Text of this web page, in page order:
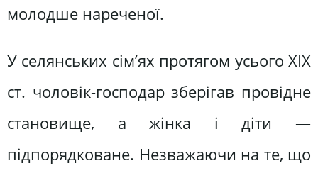
молодше нареченої.
У селянських сім’ях протягом усього XIX
ст. чоловік-господар зберігав провідне
становище, а жінка і діти —
підпорядковане. Незважаючи на те, що